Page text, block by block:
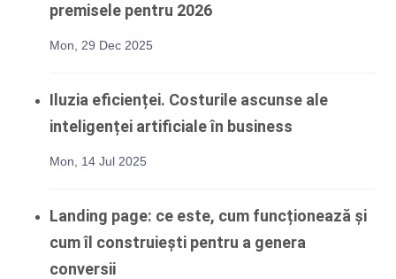
premisele pentru 2026
Mon, 29 Dec 2025
Iluzia eficienței. Costurile ascunse ale
inteligenței artificiale în business
Mon, 14 Jul 2025
Landing page: ce este, cum funcționează și
cum îl construiești pentru a genera
conversii